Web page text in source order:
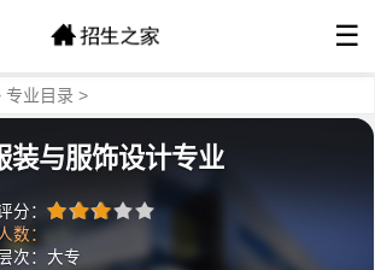
☰
专业目录 >
装与服饰设计专业
分：
数：
次：大专